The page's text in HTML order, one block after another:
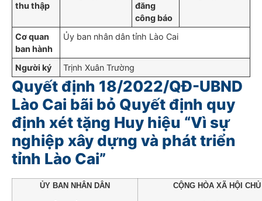
thu thập
đăng
công báo
Cơ quan
ban hành
Ủy ban nhân dân tỉnh Lào Cai
Người ký Trịnh Xuân Trường
Quyết định 18/2022/QĐ-UBND
Lào Cai bãi bỏ Quyết định quy
định xét tặng Huy hiệu “Vì sự
nghiệp xây dựng và phát triển
tỉnh Lào Cai”
ỦY BAN NHÂN DÂN CỘNG HÒA XÃ HỘI